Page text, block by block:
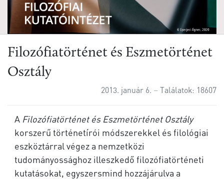
Filozófiatörténet és Eszmetörténet
Osztály
2013. január 6. Találatok: 18607
A Filozófiatörténet és Eszmetörténet Osztály
korszerű történetírói módszerekkel és filológiai
eszköztárral végez a nemzetközi
tudományossághoz illeszkedő filozófiatörténeti
kutatásokat, egyszersmind hozzájárulva a